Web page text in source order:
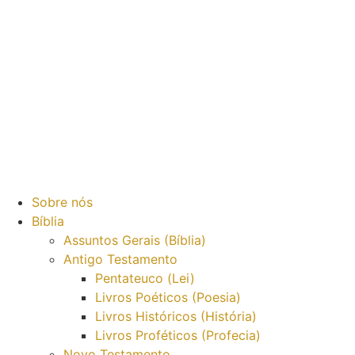
Sobre nós
Bíblia
Assuntos Gerais (Bíblia)
Antigo Testamento
Pentateuco (Lei)
Livros Poéticos (Poesia)
Livros Históricos (História)
Livros Proféticos (Profecia)